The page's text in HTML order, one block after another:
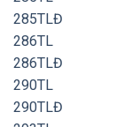
285TLĐ
286TL
286TLĐ
290TL
290TLĐ